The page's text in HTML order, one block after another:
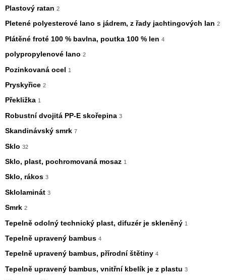
Plastový ratan 2
Pletené polyesterové lano s jádrem, z řady jachtingových lan 2
Plátěné froté 100 % bavlna, poutka 100 % len 4
polypropylenové lano 2
Pozinkovaná ocel 1
Pryskyřice 2
Překližka 1
Robustní dvojitá PP-E skořepina 3
Skandinávský smrk 7
Sklo 32
Sklo, plast, pochromovaná mosaz 1
Sklo, rákos 3
Sklolaminát 3
Smrk 2
Tepelně odolný technický plast, difuzér je skleněný 1
Tepelně upravený bambus 4
Tepelně upravený bambus, přírodní štětiny 4
Tepelně upravený bambus, vnitřní kbelík je z plastu 3